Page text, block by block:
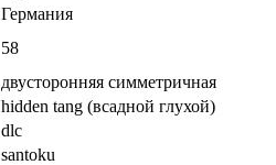
Германия
58
двусторонняя симметричная
hidden tang (всадной глухой)
dlc
santoku